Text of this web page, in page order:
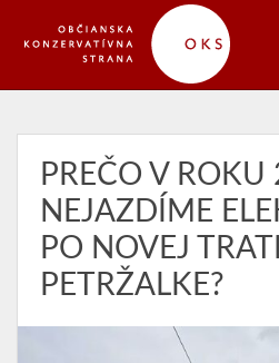
PREČO V ROKU
NEJAZDÍME
PO NOVEJ
PETRŽALKE?